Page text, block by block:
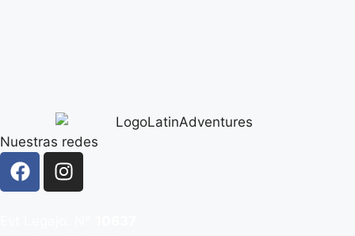
Nuestras redes